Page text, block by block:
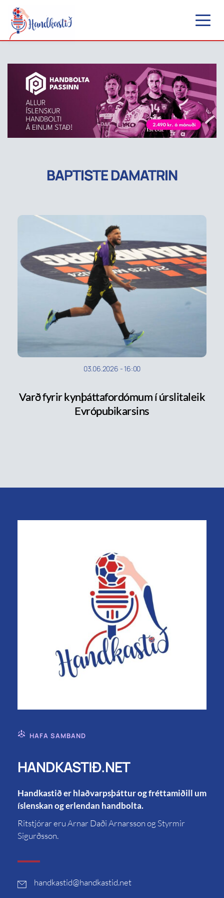
BAPTISTE DAMATRIN
03.06.2026 -16:00
Varð fyrir kynþáttafordómum í úrslitaleik
Evrópubikarsins
HAFA SAMBAND
HANDKASTIÐ.NET
Handkastið er hlaðvarpsþáttur og fréttamiðill um
íslenskan og erlendan handbolta.
Ritstjórar eru Arnar Daði Arnarsson og Styrmir
Sigurðsson.
handkastid@handkastid.net